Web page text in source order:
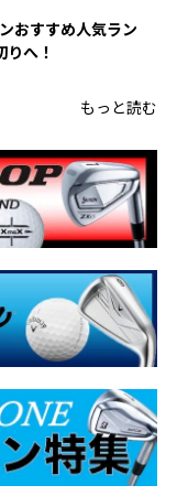
おすすめ人気ラン
へ！
もっと読む